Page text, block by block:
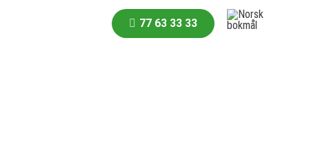
77 63 33 33